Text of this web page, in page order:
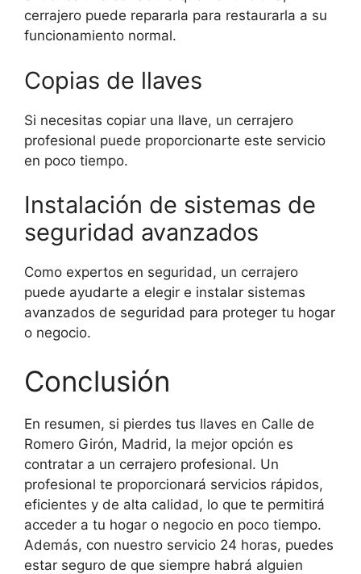
cerrajero puede repararla para restaurarla a su
funcionamiento normal.
Copias de llaves
Si necesitas copiar una llave, un cerrajero
profesional puede proporcionarte este servicio
en poco tiempo.
Instalación de sistemas de
seguridad avanzados
Como expertos en seguridad, un cerrajero
puede ayudarte a elegir e instalar sistemas
avanzados de seguridad para proteger tu hogar
o negocio.
Conclusión
En resumen, si pierdes tus llaves en Calle de
Romero Girón, Madrid, la mejor opción es
contratar a un cerrajero profesional. Un
profesional te proporcionará servicios rápidos,
eficientes y de alta calidad, lo que te permitirá
acceder a tu hogar o negocio en poco tiempo.
Además, con nuestro servicio 24 horas, puedes
estar seguro de que siempre habrá alguien